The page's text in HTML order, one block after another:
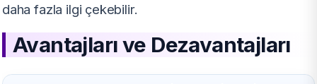
daha fazla ilgi çekebilir.
Avantajları ve Dezavantajları